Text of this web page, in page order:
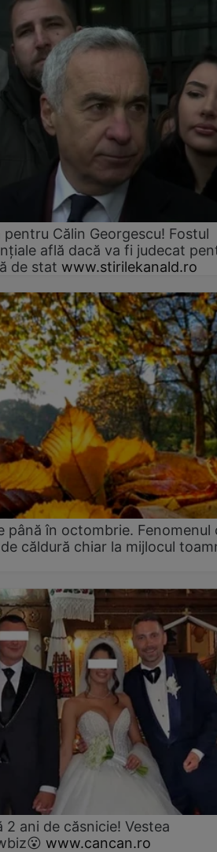
pentru Călin Georgescu! Fostul
află dacă va fi judecat
de stat www.stirilekanald.ro
până în octombrie. Fenomenul
căldură chiar la mijlocul
2 ani de căsnicie! Vestea
www.cancan.ro